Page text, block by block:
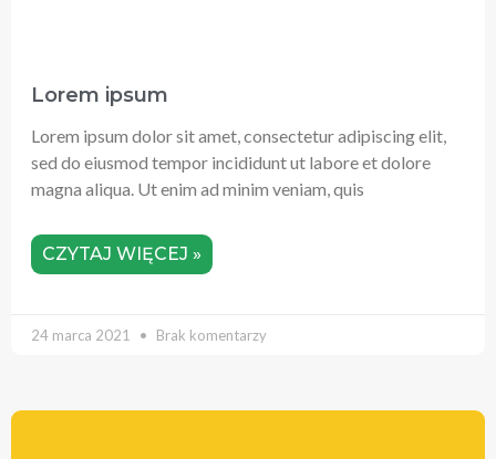
Lorem ipsum
Lorem ipsum dolor sit amet, consectetur adipiscing elit,
sed do eiusmod tempor incididunt ut labore et dolore
magna aliqua. Ut enim ad minim veniam, quis
CZYTAJ WIĘCEJ »
24 marca 2021 Brak komentarzy